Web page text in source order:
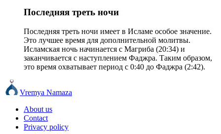
Последняя треть ночи
Последняя треть ночи имеет в Исламе особое значение.
Это лучшее время для дополнительной молитвы.
Исламская ночь начинается с Магриба (20:34) и
заканчивается с наступлением Фаджра. Таким образом,
это время охватывает период с 0:40 до Фаджра (2:42).
Vremya Namaza
About us
Contact
Privacy policy